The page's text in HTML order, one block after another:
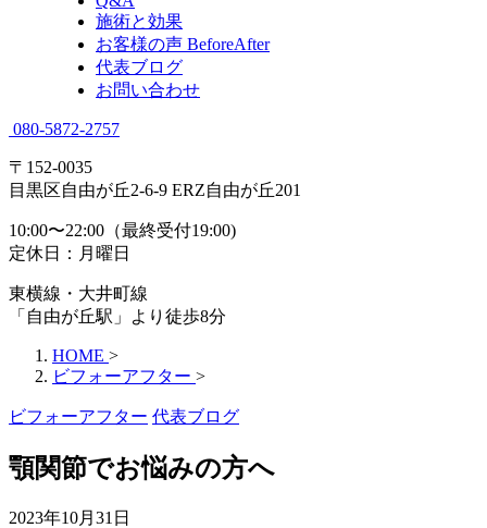
施術と効果
お客様の声 BeforeAfter
代表ブログ
お問い合わせ
080-5872-2757
〒152-0035
目黒区自由が丘2-6-9 ERZ自由が丘201
10:00〜22:00（最終受付19:00)
定休日：月曜日
東横線・大井町線
「自由が丘駅」より徒歩8分
HOME >
ビフォーアフター >
ビフォーアフター 代表ブログ
顎関節でお悩みの方へ
2023年10月31日